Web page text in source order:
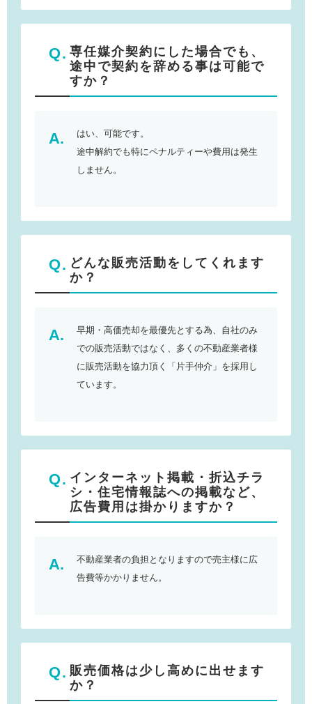
専任媒介契約にした場合でも、
途中で契約を辞める事は可能で
すか？
はい、可能です。
途中解約でも特にペナルティーや費用は発生
しません。
どんな販売活動をしてくれます
か？
早期・高価売却を最優先とする為、自社のみ
での販売活動ではなく、多くの不動産業者様
に販売活動を協力頂く「片手仲介」を採用し
ています。
インターネット掲載・折込チラ
シ・住宅情報誌への掲載など、
広告費用は掛かりますか？
不動産業者の負担となりますので売主様に広
告費等かかりません。
販売価格は少し高めに出せます
か？